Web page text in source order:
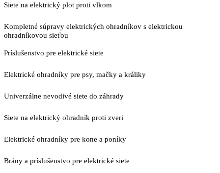
Siete na elektrický plot proti vlkom
Kompletné súpravy elektrických ohradníkov s elektrickou
ohradníkovou sieťou
Príslušenstvo pre elektrické siete
Elektrické ohradníky pre psy, mačky a králiky
Univerzálne nevodivé siete do záhrady
Siete na elektrický ohradník proti zveri
Elektrické ohradníky pre kone a poníky
Brány a príslušenstvo pre elektrické siete